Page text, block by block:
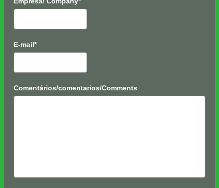
E-mail*
Comentários/comentarios/Comments